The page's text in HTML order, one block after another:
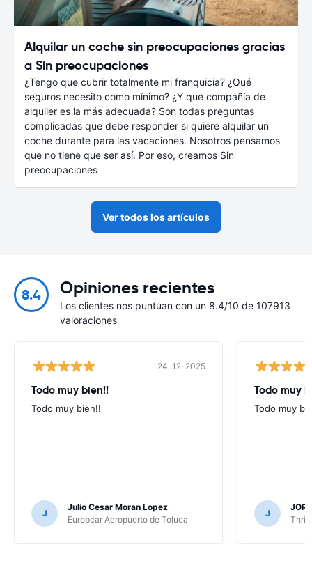
Alquilar un coche sin preocupaciones gracias
a Sin preocupaciones
¿Tengo que cubrir totalmente mi franquicia? ¿Qué
seguros necesito como mínimo? ¿Y qué compañía de
alquiler es la más adecuada? Son todas preguntas
complicadas que debe responder si quiere alquilar un
coche durante para las vacaciones. Nosotros pensamos
que no tiene que ser así. Por eso, creamos Sin
preocupaciones
Ver todos los artículos
8.4 Opiniones recientes
Los clientes nos puntúan con un 8.4/10 de 107913
valoraciones
24-12-2025
Todo muy bien!!
Todo muy bien!!
J
Julio Cesar Moran Lopez
Europcar Aeropuerto de Toluca
Todo muy
Todo muy
J